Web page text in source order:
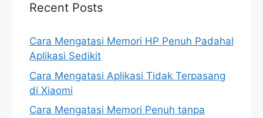
Recent Posts
Cara Mengatasi Memori HP Penuh Padahal
Aplikasi Sedikit
Cara Mengatasi Aplikasi Tidak Terpasang
di Xiaomi
Cara Mengatasi Memori Penuh tanpa